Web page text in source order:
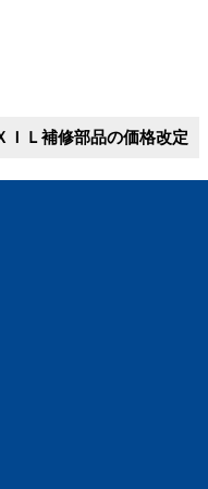
ＩＬ補修部品の価格改定